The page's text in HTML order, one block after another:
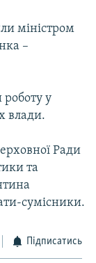
міністром
–
у
влади.
Ради
та
сумісники.
Підписатись